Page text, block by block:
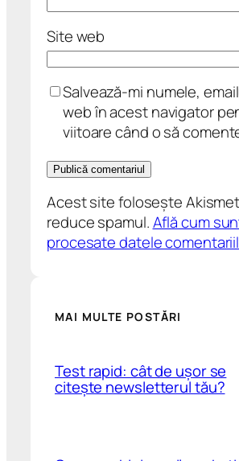
Site web
Salvează-mi numele,
web în acest navigator
viitoare când o să
Acest site folosește
reduce spamul.Află cum
procesate datele
MAI MULTE POSTĂRI
Test rapid: cât de ușor se
citește newsletterul tău?